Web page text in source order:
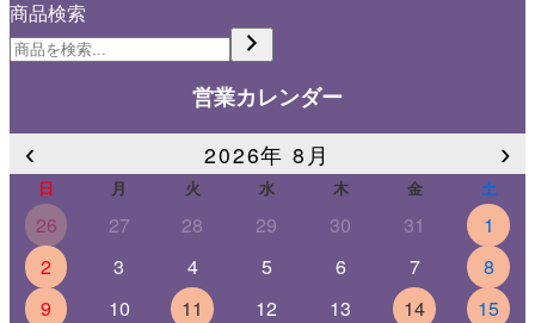
商品検索
営業カレンダー
‹ 2026年 8月 ›
日 月 火 水 木 金 土
26 27 28 29 30 31
1
2
3 4 5 6 7
8
9
10 11 12 13 14
15